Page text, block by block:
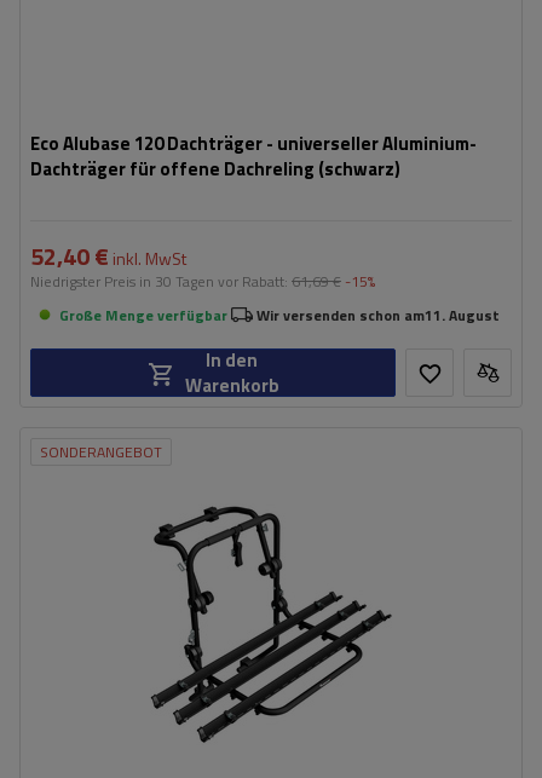
Eco Alubase 120 Dachträger - universeller Aluminium-
Dachträger für offene Dachreling (schwarz)
52,40 € inkl. MwSt
Niedrigster Preis in 30 Tagen vor Rabatt: 61,69 € -15%
Große Menge verfügbar
Wir versenden schon am11. August
In den
Warenkorb
SONDERANGEBOT
universelles Montagesystem
kompatibel mit allen Karosseriearten